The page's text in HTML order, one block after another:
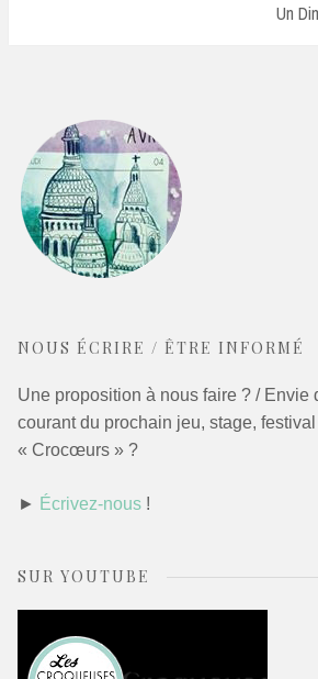
Un
NOUS ÉCRIRE / ÊTRE INFORMÉ
Une proposition à nous faire ? / Envie
courant du prochain jeu, stage,
« Crocœurs » ?
► Écrivez-nous !
SUR YOUTUBE